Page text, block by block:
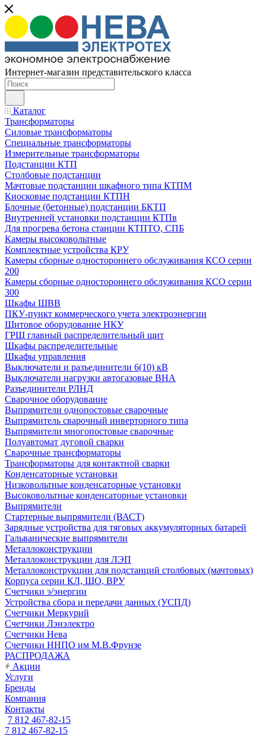
Интернет-магазин представительского класса
Каталог
Трансформаторы
Силовые трансформаторы
Специальные трансформаторы
Измерительные трансформаторы
Подстанции КТП
Столбовые подстанции
Мачтовые подстанции шкафного типа КТПМ
Киосковые подстанции КТПН
Блочные (бетонные) подстанции БКТП
Внутренней установки подстанции КТПв
Для прогрева бетона станции КТПТО, СПБ
Камеры высоковольтные
Комплектные устройства КРУ
Камеры сборные одностороннего обслуживания КСО серии
200
Камеры сборные одностороннего обслуживания КСО серии
300
Шкафы ШВВ
ПКУ-пункт коммерческого учета электроэнергии
Щитовое оборудование НКУ
ГРЩ главный распределительный щит
Шкафы распределительные
Шкафы управления
Выключатели и разъединители 6(10) кВ
Выключатели нагрузки автогазовые ВНА
Разъединители РЛНД
Сварочное оборудование
Выпрямители однопостовые сварочные
Выпрямитель сварочный инверторного типа
Выпрямители многопостовые сварочные
Полуавтомат дуговой сварки
Сварочные трансформаторы
Трансформаторы для контактной сварки
Конденсаторные установки
Низковольтные конденсаторные установки
Высоковольтные конденсаторные установки
Выпрямители
Стартерные выпрямители (ВАСТ)
Зарядные устройства для тяговых аккумуляторных батарей
Гальванические выпрямители
Металлоконструкции
Металлоконструкции для ЛЭП
Металлоконструкции для подстанций столбовых (мачтовых)
Корпуса серии КЛ, ЩО, ВРУ
Счетчики э/энергии
Устройства сбора и передачи данных (УСПД)
Счетчики Меркурий
Счетчики Лэнэлектро
Счетчики Нева
Счетчики ННПО им М.В.Фрунзе
РАСПРОДАЖА
Акции
Услуги
Бренды
Компания
Контакты
7 812 467-82-15
7 812 467-82-15